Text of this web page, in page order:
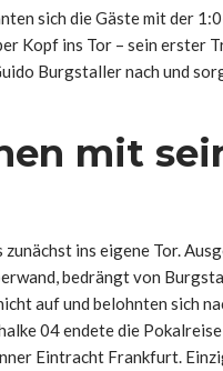
sich die Gäste mit der
Kopf ins Tor – sein erster
Burgstaller nach und
mit
ins eigene Tor.
bedrängt von
auf und belohnten sich
04 endete die
Eintracht Frankfurt.